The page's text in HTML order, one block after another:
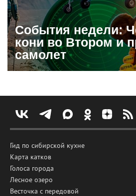
События недели:
кони во Втором и
самолет
Гид по сибирской кухне
Карта катков
Голоса города
Лесное озеро
Весточка с передовой